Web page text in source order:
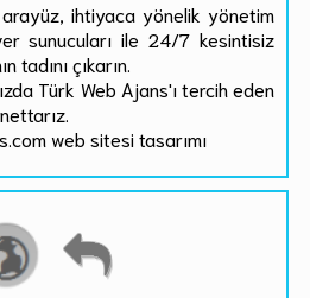
ihtiyaca yönelik yönetim
sunucuları ile 24/7 kesintisiz
tadını çıkarın.
Türk Web Ajans'ı tercih eden
web sitesi tasarımı